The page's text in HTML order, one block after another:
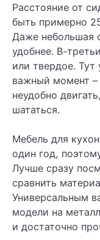
Расстояние от
быть примерно
Даже небольшая
удобнее. В-
или твердое.
важный момент
неудобно
шататься.
Мебель для
один год,
Лучше сразу
сравнить
Универсальным
модели на
и достаточно